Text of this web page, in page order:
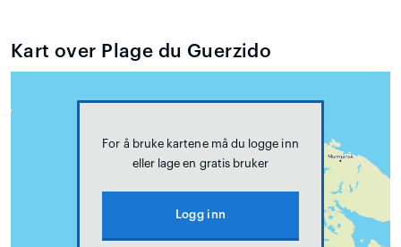
Kart over Plage du Guerzido
For å bruke kartene må du logge inn
eller lage en gratis bruker
Logg inn